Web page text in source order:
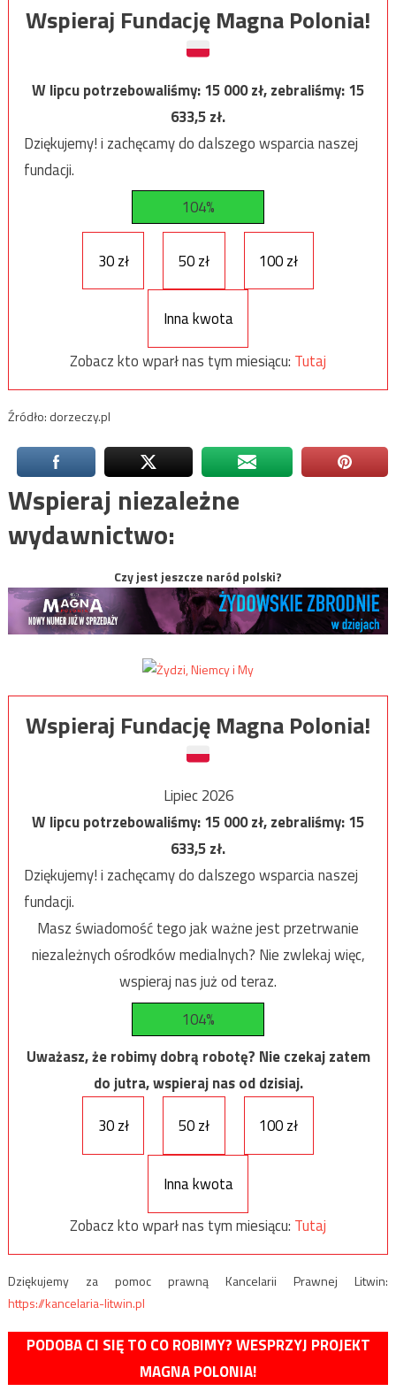
Wspieraj Fundację Magna Polonia!
W lipcu potrzebowaliśmy:15 000zł, zebraliśmy:15
633,5zł.
Dziękujemy! i zachęcamy do dalszego wsparcia naszej
fundacji.
104%
30 zł 50 zł 100 zł
Inna kwota
Zobacz kto wparł nas tym miesiącu: Tutaj
Źródło: dorzeczy.pl
Wspieraj niezależne
wydawnictwo:
Czy jest jeszcze naród polski?
Wspieraj Fundację Magna Polonia!
Lipiec 2026
W lipcu potrzebowaliśmy:15 000zł, zebraliśmy:15
633,5zł.
Dziękujemy! i zachęcamy do dalszego wsparcia naszej
fundacji.
Masz świadomość tego jak ważne jest przetrwanie
niezależnych ośrodków medialnych? Nie zwlekaj więc,
wspieraj nas już od teraz.
104%
Uważasz, że robimy dobrą robotę? Nie czekaj zatem
do jutra, wspieraj nas od dzisiaj.
30 zł
50 zł 100 zł
Inna kwota
Zobacz kto wparł nas tym miesiącu: Tutaj
Dziękujemy za pomoc prawną Kancelarii Prawnej Litwin:
https://kancelaria-litwin.pl
PODOBA CI SIĘ TO CO ROBIMY? WESPRZYJ PROJEKT
MAGNA POLONIA!